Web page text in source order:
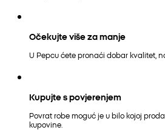
Očekujte više za manje
U Pepcu ćete pronaći dobar kvalitet,
Kupujte s povjerenjem
Povrat robe moguć je u bilo kojoj
kupovine.